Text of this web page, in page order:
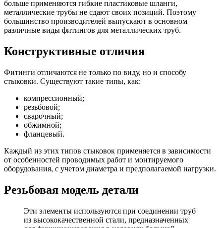
больше применяются гибкие пластиковые шланги,
металлические трубы не сдают своих позиций. Поэтому
большинство производителей выпускают в основном
различные виды фитингов для металлических труб.
Конструктивные отличия
Фитинги отличаются не только по виду, но и способу
стыковки. Существуют такие типы, как:
компрессионный;
резьбовой;
сварочный;
обжимной;
фланцевый.
Каждый из этих типов стыковок применяется в зависимости
от особенностей проводимых работ и монтируемого
оборудования, с учетом диаметра и предполагаемой нагрузки.
Резьбовая модель детали
Эти элементы используются при соединении труб
из высококачественной стали, предназначенных